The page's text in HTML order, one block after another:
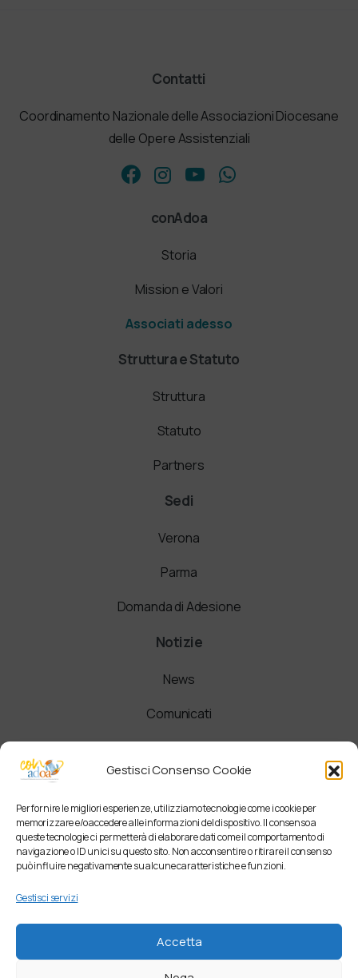
Gestisci Consenso Cookie
Per fornire le migliori esperienze, utilizziamo tecnologie come i cookie per
memorizzare e/o accedere alle informazioni del dispositivo. Il consenso a
queste tecnologie ci permetterà di elaborare dati come il comportamento di
navigazione o ID unici su questo sito. Non acconsentire o ritirare il consenso
può influire negativamente su alcune caratteristiche e funzioni.
Gestisci servizi
Accetta
Contatti
Coordinamento Nazionale delle Associazioni Diocesane
delle Opere Assistenziali
conAdoa
Storia
Mission e Valori
Associati adesso
Struttura e Statuto
Struttura
Statuto
Partners
Sedi
Verona
Parma
Domanda di Adesione
Notizie
News
Comunicati